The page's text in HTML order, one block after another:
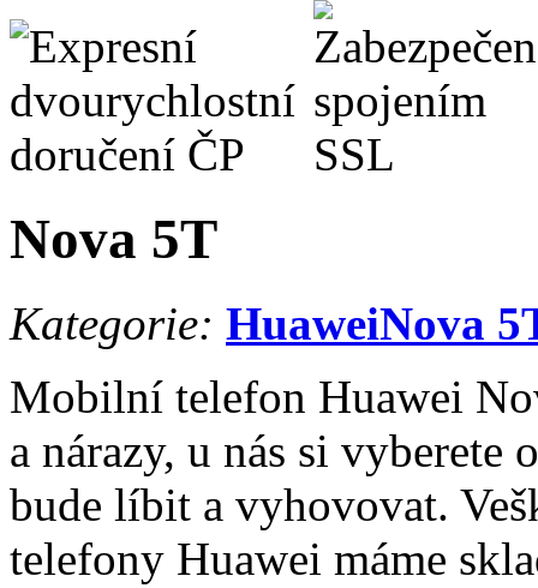
Nova 5T
Kategorie: HuaweiNova
Mobilní telefon Huawei
a nárazy, u nás si vyberete
bude líbit a vyhovovat.
telefony Huawei máme